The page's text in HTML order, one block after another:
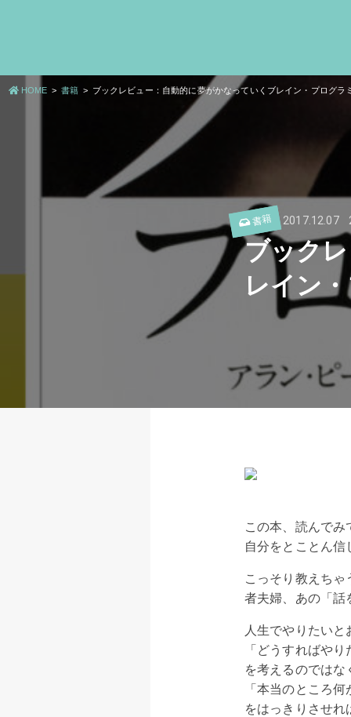
HOME 書籍 ブックレビュー：自動的に夢がかなっていくブレイン・プログラ
書籍 2017.12.07
ブック
レイン
この本、読んで
自分をとことん
こっそり教えち
者夫婦、あの「話
人生でやりたい
「どうすればや
を考えるのではな
「本当のところ
をはっきりさせれ